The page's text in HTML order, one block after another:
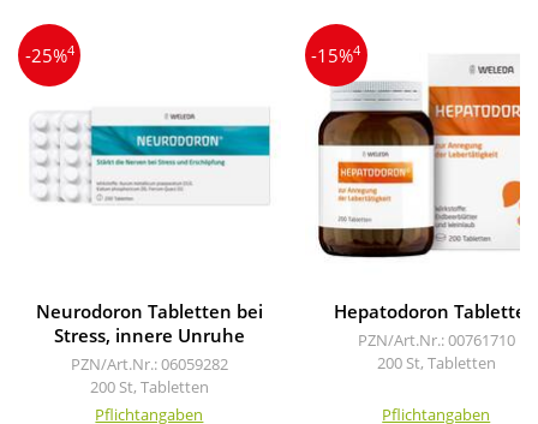
-25%4
Neurodoron Tabletten bei
Stress, innere Unruhe
PZN/Art.Nr.: 06059282
200 St, Tabletten
Pflichtangaben
-15%4
Hepatodoron Tabletten
PZN/Art.Nr.: 00761710
200 St, Tabletten
Pflichtangaben